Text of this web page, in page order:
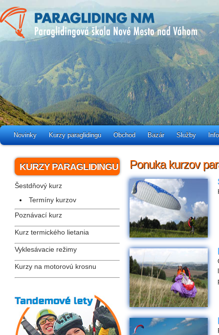
Novinky Kurzy paraglidingu Obchod Bazár Služby Info
KURZY PARAGLIDINGU
Šestdňový kurz
Termíny kurzov
Poznávací kurz
Kurz termického lietania
Vyklesávacie režimy
Kurzy na motorovú krosnu
Ponuka kurzov